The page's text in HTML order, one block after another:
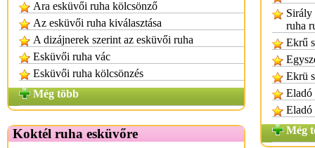
Ara esküvői ruha kölcsönző
Az esküvői ruha kiválasztása
A dizájnerek szerint az esküvői ruha
Esküvői ruha vác
Esküvői ruha kölcsönzés
Még több
Koktél ruha esküvőre
Sirály
ruha
Ekrű
Ekrü
Eladó
Eladó
Még